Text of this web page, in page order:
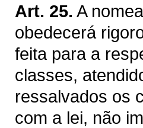
Art. 25. A
obedecerá
feita para a
classes,
ressalvados os
com a lei, não